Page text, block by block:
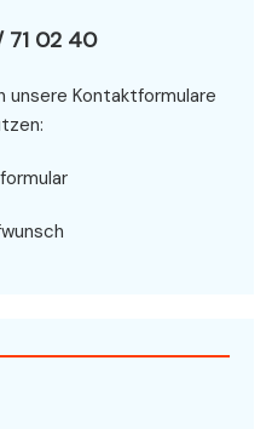
71 02 40
unsere Kontaktformulare